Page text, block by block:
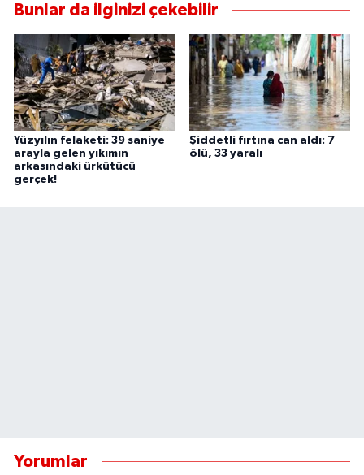
Bunlar da ilginizi çekebilir
Yüzyılın felaketi: 39 saniye
arayla gelen yıkımın
arkasındaki ürkütücü
gerçek!
Şiddetli fırtına can aldı: 7
ölü, 33 yaralı
Yorumlar